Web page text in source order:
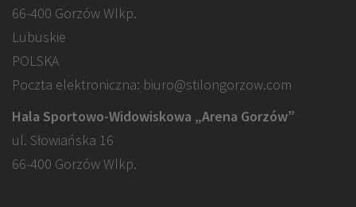
66-400 Gorzów Wlkp.
Lubuskie
POLSKA
Poczta elektroniczna: biuro@stilongorzow.com
Hala Sportowo-Widowiskowa „Arena Gorzów”
ul. Słowiańska 16
66-400 Gorzów Wlkp.